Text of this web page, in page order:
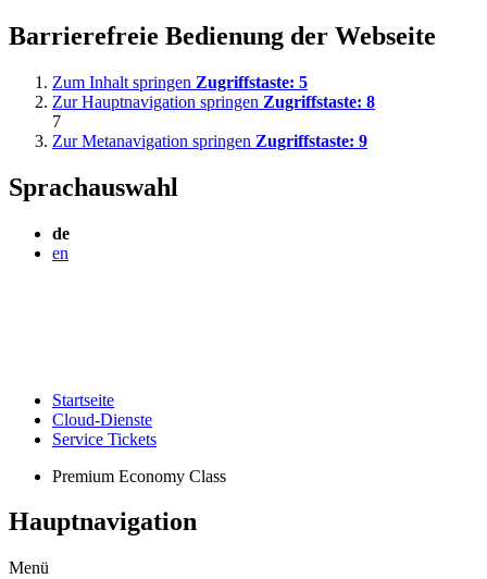
Barrierefreie Bedienung der Webseite
Zum Inhalt springen Zugriffstaste: 5
Zur Hauptnavigation springen Zugriffstaste: 8
7
Zur Metanavigation springen Zugriffstaste: 9
Sprachauswahl
de
en
Startseite
Cloud-Dienste
Service Tickets
Premium Economy Class
Hauptnavigation
Menü